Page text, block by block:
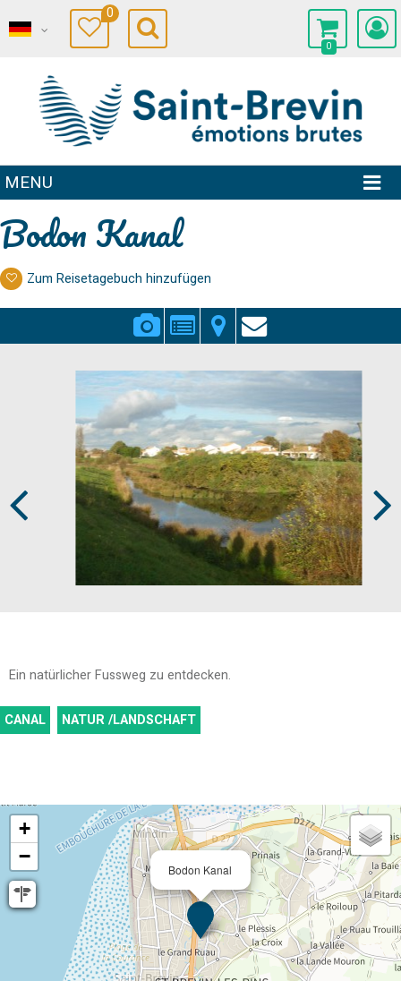
0
0
MENU
Bodon Kanal
Zum Reisetagebuch hinzufügen
Ein natürlicher Fussweg zu entdecken.
CANAL NATUR /LANDSCHAFT
Bodon Kanal
+
−